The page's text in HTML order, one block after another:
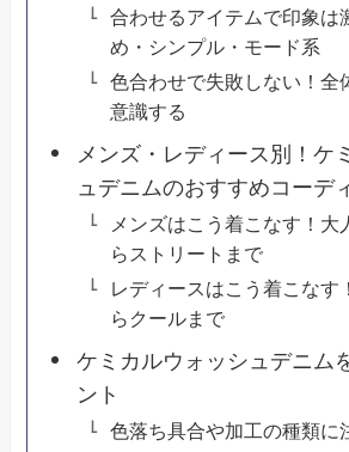
合わせるアイテムで印象は
め・シンプル・モード系
色合わせで失敗しない！全
意識する
メンズ・レディース別！ケ
ュデニムのおすすめコーデ
メンズはこう着こなす！大
らストリートまで
レディースはこう着こなす
らクールまで
ケミカルウォッシュデニム
ント
色落ち具合や加工の種類に